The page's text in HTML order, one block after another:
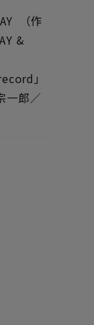
（作
&
」
一郎／